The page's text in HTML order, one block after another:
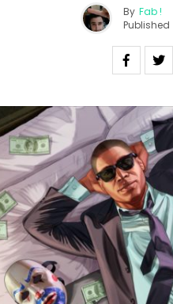
By Fab !
Published